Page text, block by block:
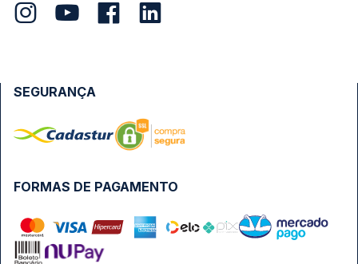
FORMAS DE PAGAMENTO
SEGURANÇA